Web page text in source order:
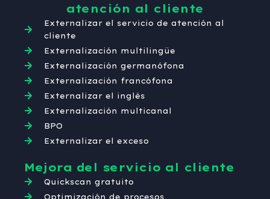
atención al cliente
Externalizar el servicio de atención al
cliente
Externalización multilingüe
Externalización germanófona
Externalización francófona
Externalizar el inglés
Externalización multicanal
BPO
Externalizar el exceso
Mejora del servicio al cliente
Quickscan gratuito
Optimización de procesos